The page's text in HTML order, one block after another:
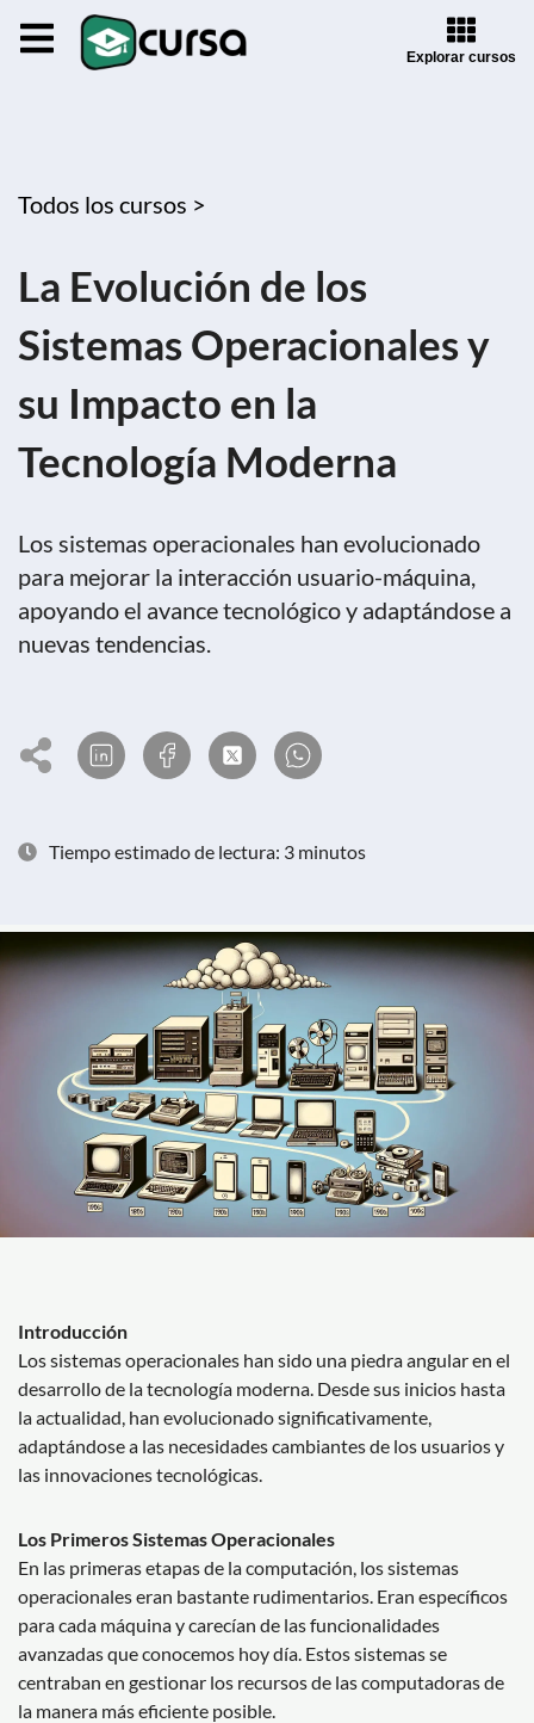
Explorar cursos
Todos los cursos >
La Evolución de los
Sistemas Operacionales y
su Impacto en la
Tecnología Moderna
Los sistemas operacionales han evolucionado
para mejorar la interacción usuario-máquina,
apoyando el avance tecnológico y adaptándose a
nuevas tendencias.
Tiempo estimado de lectura: 3 minutos
Introducción
Los sistemas operacionales han sido una piedra angular en el
desarrollo de la tecnología moderna. Desde sus inicios hasta
la actualidad, han evolucionado significativamente,
adaptándose a las necesidades cambiantes de los usuarios y
las innovaciones tecnológicas.
Los Primeros Sistemas Operacionales
En las primeras etapas de la computación, los sistemas
operacionales eran bastante rudimentarios. Eran específicos
para cada máquina y carecían de las funcionalidades
avanzadas que conocemos hoy día. Estos sistemas se
centraban en gestionar los recursos de las computadoras de
la manera más eficiente posible.